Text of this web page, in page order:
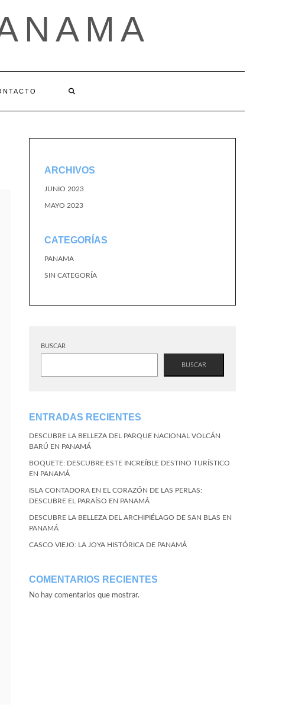
ARCHIVOS
JUNIO 2023
MAYO 2023
CATEGORÍAS
PANAMA
SIN CATEGORÍA
BUSCAR
BUSCAR
ENTRADAS RECIENTES
DESCUBRE LA BELLEZA DEL PARQUE NACIONAL VOLCÁN
BARÚ EN PANAMÁ
BOQUETE: DESCUBRE ESTE INCREÍBLE DESTINO TURÍSTICO
EN PANAMÁ
ISLA CONTADORA EN EL CORAZÓN DE LAS PERLAS:
DESCUBRE EL PARAÍSO EN PANAMÁ
DESCUBRE LA BELLEZA DEL ARCHIPIÉLAGO DE SAN BLAS EN
PANAMÁ
CASCO VIEJO: LA JOYA HISTÓRICA DE PANAMÁ
COMENTARIOS RECIENTES
No hay comentarios que mostrar.